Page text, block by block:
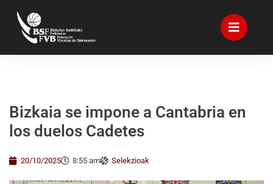
Bizkaia se impone a Cantabria en
los duelos Cadetes
20/10/2025 8:55 am Selekzioak